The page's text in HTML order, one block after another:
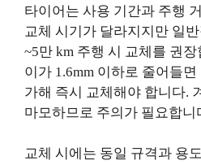
타이어는 사용 기간과 주행
교체 시기가 달라지지만 일
~5만 km 주행 시 교체를 권
이가 1.6mm 이하로 줄어들
가해 즉시 교체해야 합니다.
마모하므로 주의가 필요합니
교체 시에는 동일 규격과 용